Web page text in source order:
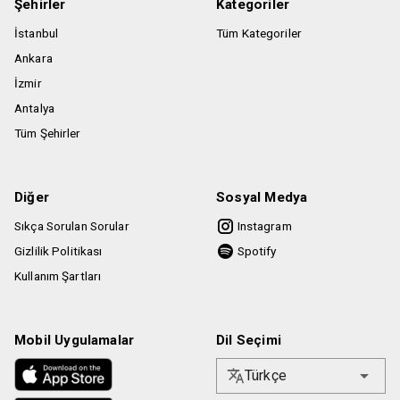
indirimli bilete tabi olduğu kabul ve tahaahüt eder. İndirimli
biletler için satın alınan biletin etkinlik mekanında kimlik
Etkinlik saatine geç kalınması durumunda Biletinial
kullanıcının etkinlik mekanına alınması konusunda hiçbir
şekilde sorumlu değildir.
Şehirler
İstanbul
Ankara
İzmir
Antalya
Tüm Şehirler
Kategoriler
Tüm Kategoriler
Diğer
Sıkça Sorulan Sorular
Gizlilik Politikası
Kullanım Şartları
Sosyal Medya
Instagram
Spotify
Mobil Uygulamalar Dil Seçimi
Türkçe